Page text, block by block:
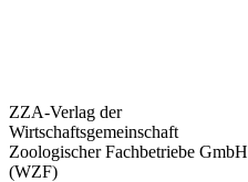
ZZA-Verlag der
Wirtschaftsgemeinschaft
Zoologischer Fachbetriebe GmbH
(WZF)